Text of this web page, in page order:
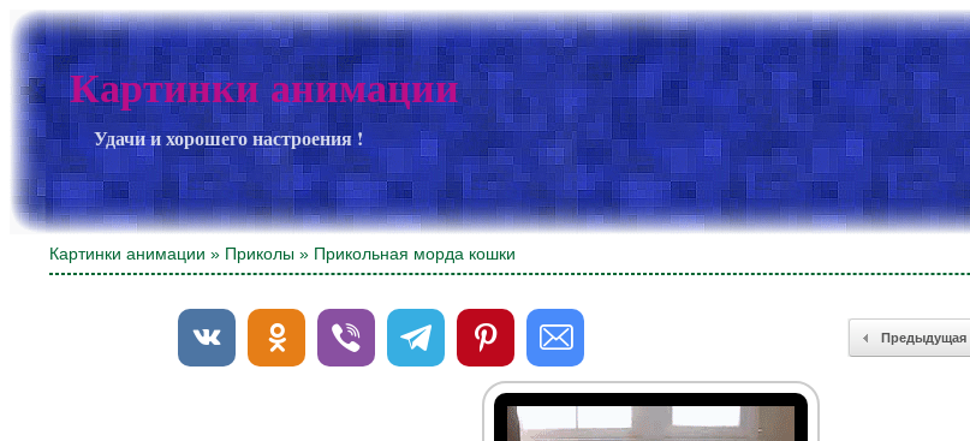
Картинки анимации
Удачи и хорошего настроения !
Картинки анимации » Приколы » Прикольная морда кошки
Предыдущая